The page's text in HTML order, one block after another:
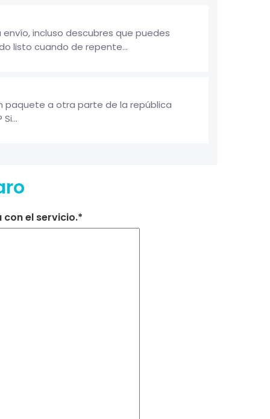
incluso descubres que puedes
listo cuando de repente...
paquete a otra parte de la república
el servicio.*